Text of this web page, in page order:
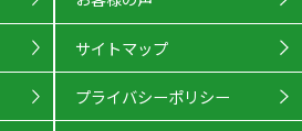
サイトマップ
プライバシーポリシー